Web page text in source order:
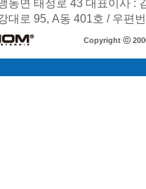
동면 태정로 43 대표이사 :
대로 95, A동 401호 / 우편
Copyright ⓒ